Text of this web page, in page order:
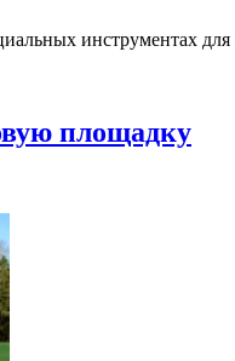
инструментах
площадку